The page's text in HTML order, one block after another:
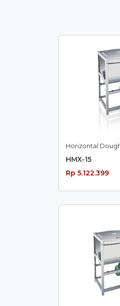
Horizontal
HMX-15
Rp 5.122.399